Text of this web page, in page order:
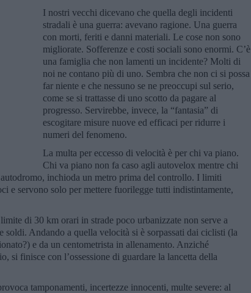
I nostri vecchi dicevano che quella degli incidenti
stradali è una guerra: avevano ragione. Una guerra
con morti, feriti e danni materiali. Le cose non sono
migliorate. Sofferenze e costi sociali sono enormi. C’è
una famiglia che non lamenti un incidente? Molti di
noi ne contano più di uno. Sembra che non ci si possa
far niente e che nessuno se ne preoccupi sul serio,
come se si trattasse di uno scotto da pagare al
progresso. Servirebbe, invece, la “fantasia” di
escogitare misure nuove ed efficaci per ridurre i
numeri del fenomeno.
La multa per eccesso di velocità è per chi va piano.
Chi va piano non fa caso agli autovelox mentre chi
inchioda un metro prima del controllo. I limiti
e servono solo per mettere fuorilegge tutti indistintamente,
di 30 km orari in strade poco urbanizzate non serve a
soldi. Andando a quella velocità si è sorpassati dai ciclisti (la
e da un centometrista in allenamento. Anziché
si finisce con l’ossessione di guardare la lancetta della
tamponamenti, incertezze innocenti, multe severe: al